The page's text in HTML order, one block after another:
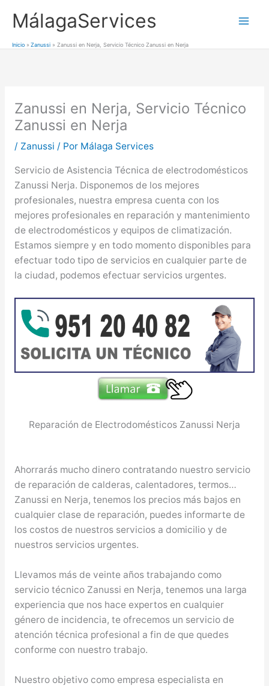
MálagaServices
Inicio Zanussi Zanussi en Nerja, Servicio Técnico Zanussi en Nerja
Zanussi en Nerja, Servicio Técnico
Zanussi en Nerja
/ Zanussi / Por Málaga Services
Servicio de Asistencia Técnica de electrodomésticos
Zanussi Nerja. Disponemos de los mejores
profesionales, nuestra empresa cuenta con los
mejores profesionales en reparación y mantenimiento
de electrodomésticos y equipos de climatización.
Estamos siempre y en todo momento disponibles para
efectuar todo tipo de servicios en cualquier parte de
la ciudad, podemos efectuar servicios urgentes.
Reparación de Electrodomésticos Zanussi Nerja
Ahorrarás mucho dinero contratando nuestro servicio
de reparación de calderas, calentadores, termos…
Zanussi en Nerja, tenemos los precios más bajos en
cualquier clase de reparación, puedes informarte de
los costos de nuestros servicios a domicilio y de
nuestros servicios urgentes.
Llevamos más de veinte años trabajando como
servicio técnico Zanussi en Nerja, tenemos una larga
experiencia que nos hace expertos en cualquier
género de incidencia, te ofrecemos un servicio de
atención técnica profesional a fin de que quedes
conforme con nuestro trabajo.
Nuestro objetivo como empresa especialista en